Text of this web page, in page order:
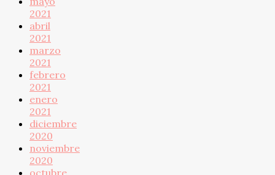
2021
abril
2021
marzo
2021
febrero
2021
enero
2021
diciembre
2020
noviembre
2020
octubre